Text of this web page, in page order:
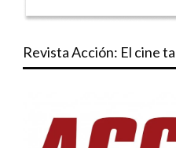
Revista Acción: El cine